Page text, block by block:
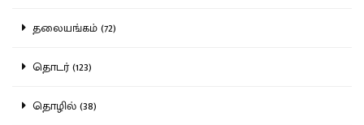
தலையங்கம் (72)
தொடர் (123)
தொழில் (38)